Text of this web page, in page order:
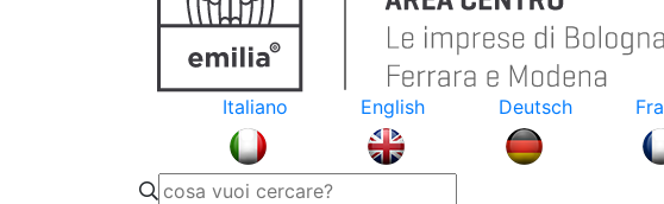
Italiano
English Deutsch